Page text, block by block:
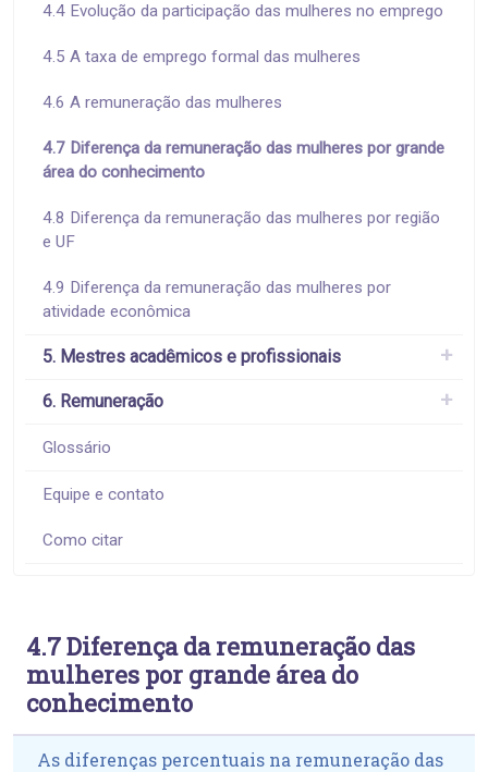
4.4 Evolução da participação das mulheres no emprego
4.5 A taxa de emprego formal das mulheres
4.6 A remuneração das mulheres
4.7 Diferença da remuneração das mulheres por grande
área do conhecimento
4.8 Diferença da remuneração das mulheres por região
e UF
4.9 Diferença da remuneração das mulheres por
atividade econômica
5. Mestres acadêmicos e profissionais
6. Remuneração
Glossário
Equipe e contato
Como citar
4.7 Diferença da remuneração das
mulheres por grande área do
conhecimento
As diferenças percentuais na remuneração das